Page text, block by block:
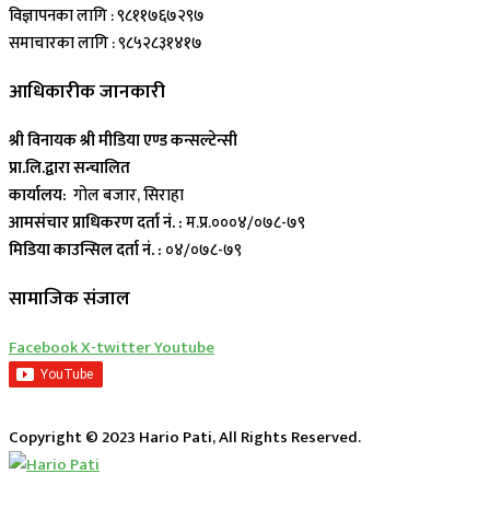
विज्ञापनका लागि : ९८११७६७२९७
समाचारका लागि : ९८५२८३१४१७
आधिकारीक जानकारी
श्री विनायक श्री मीडिया एण्ड कन्सल्टेन्सी
प्रा.लि.द्वारा सन्चालित
कार्यालय: गोल बजार, सिराहा
आमसंचार प्राधिकरण दर्ता नं. :म.प्र.०००४/०७८-७९
मिडिया काउन्सिल दर्ता नं. : ०४/०७८-७९
सामाजिक संजाल
FacebookX-twitterYoutube
Copyright © 2023 Hario Pati, All Rights Reserved.